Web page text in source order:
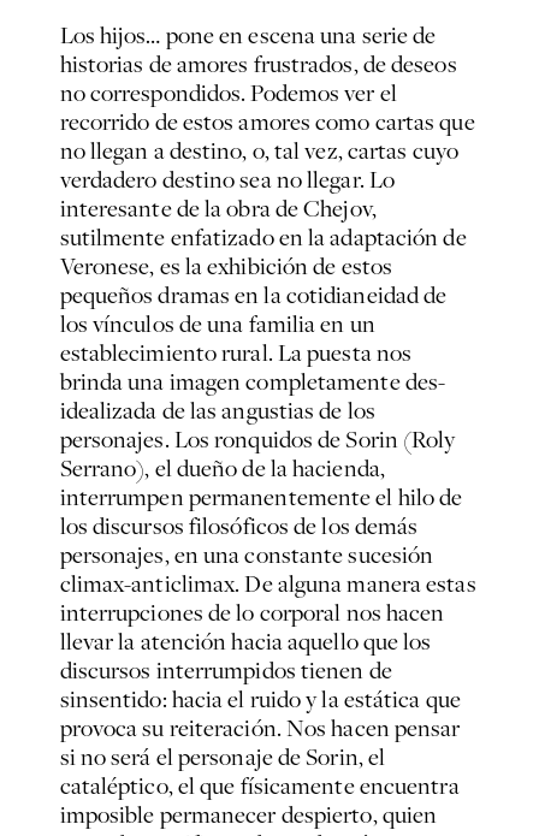
Los hijos… pone en escena una serie de
historias de amores frustrados, de deseos
no correspondidos. Podemos ver el
recorrido de estos amores como cartas que
no llegan a destino, o, tal vez, cartas cuyo
verdadero destino sea no llegar. Lo
interesante de la obra de Chejov,
sutilmente enfatizado en la adaptación de
Veronese, es la exhibición de estos
pequeños dramas en la cotidianeidad de
los vínculos de una familia en un
establecimiento rural. La puesta nos
brinda una imagen completamente des-
idealizada de las angustias de los
personajes. Los ronquidos de Sorin (Roly
Serrano), el dueño de la hacienda,
interrumpen permanentemente el hilo de
los discursos filosóficos de los demás
personajes, en una constante sucesión
climax-anticlimax. De alguna manera estas
interrupciones de lo corporal nos hacen
llevar la atención hacia aquello que los
discursos interrumpidos tienen de
sinsentido: hacia el ruido y la estática que
provoca su reiteración. Nos hacen pensar
si no será el personaje de Sorin, el
cataléptico, el que físicamente encuentra
imposible permanecer despierto, quien